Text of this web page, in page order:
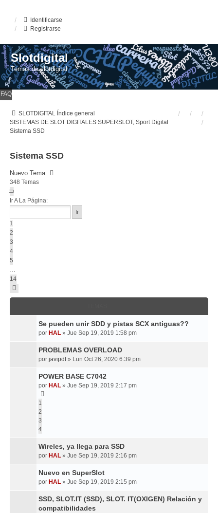
Identificarse
Registrarse
Slotdigital
Temas de slotdigital
FAQ
SLOTDIGITAL Índice general
SISTEMAS DE SLOT DIGITALES SUPERSLOT, Sport Digital
Sistema SSD
Sistema SSD
Nuevo Tema
348 Temas
Página
1
14
Ir A La Página:
1
2
3
4
5
…
14
Se pueden unir SDD y pistas SCX antiguas??
por HAL » Jue Sep 19, 2019 1:58 pm
PROBLEMAS OVERLOAD
por javipdf» Lun Oct 26, 2020 6:39 pm
POWER BASE C7042
por HAL » Jue Sep 19, 2019 2:17 pm
1
2
3
4
Wireles, ya llega para SSD
por HAL » Jue Sep 19, 2019 2:16 pm
Nuevo en SuperSlot
por HAL » Jue Sep 19, 2019 2:15 pm
SSD, SLOT.IT (SSD), SLOT. IT(OXIGEN) Relación y
compatibilidades